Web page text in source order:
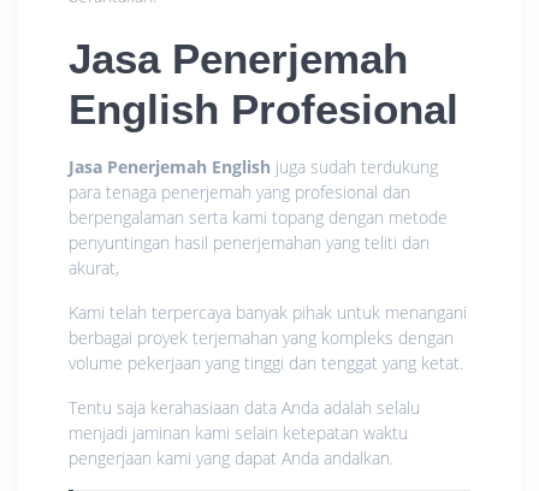
Jasa Penerjemah
English Profesional
Jasa Penerjemah English juga sudah terdukung
para tenaga penerjemah yang profesional dan
berpengalaman serta kami topang dengan metode
penyuntingan hasil penerjemahan yang teliti dan
akurat,
Kami telah terpercaya banyak pihak untuk menangani
berbagai proyek terjemahan yang kompleks dengan
volume pekerjaan yang tinggi dan tenggat yang ketat.
Tentu saja kerahasiaan data Anda adalah selalu
menjadi jaminan kami selain ketepatan waktu
pengerjaan kami yang dapat Anda andalkan.